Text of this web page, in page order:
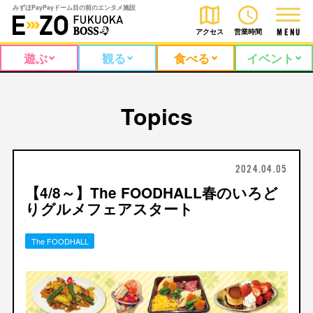
みずほPayPayドーム目の前のエンタメ施設
アクセス 営業時間 M E N U
遊ぶ 観る 食べる イベント
Topics
2024.04.05
【4/8～】The FOODHALL春のいろど
りグルメフェアスタート
The FOODHALL